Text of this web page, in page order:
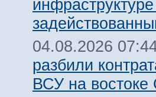
04.08.2026
разбили
ВСУ на востоке